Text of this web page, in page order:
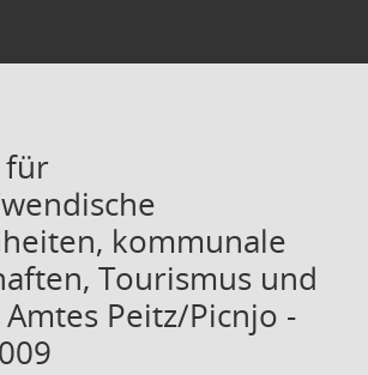
für
kommunale
Tourismus und
Peitz/Picnjo -